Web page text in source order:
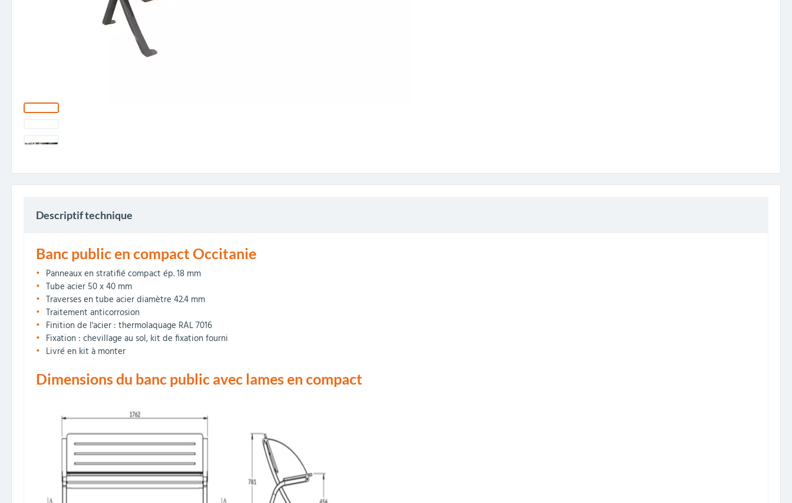
Descriptif technique
Banc public en compact Occitanie
Panneaux en stratifié compact ép. 18 mm
Tube acier 50 x 40 mm
Traverses en tube acier diamètre 42.4 mm
Traitement anticorrosion
Finition de l'acier : thermolaquage RAL 7016
Fixation : chevillage au sol, kit de fixation fourni
Livré en kit à monter
Dimensions du banc public avec lames en compact